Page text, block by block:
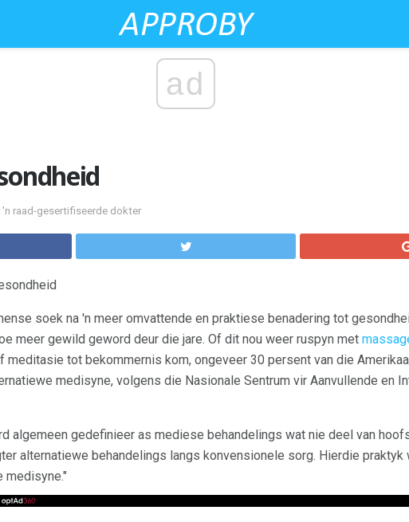
ad
'n raad-gesertifiseerde dokter
soek na 'n meer omvattende en praktiese benadering tot
meer gewild geword deur die jare. Of dit nou weer ruspyn met
meditasie tot bekommernis kom, ongeveer 30 persent van die
medisyne, volgens die Nasionale Sentrum vir Aanvullende en
algemeen gedefinieer as mediese behandelings wat nie deel van
alternatiewe behandelings langs konvensionele sorg. Hierdie praktyk
medisyne."